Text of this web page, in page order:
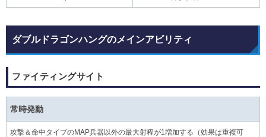
ダブルドラゴンハングのメインアビリティ
ファイティングサイト
常時発動
攻撃＆命中タイプのMAP兵器以外の最大射程が1増加する（効果は重複可